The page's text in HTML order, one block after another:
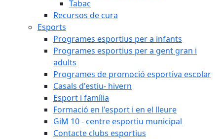
Tabac
Recursos de cura
Esports
Programes esportius per a infants
Programes esportius per a gent gran i
adults
Programes de promoció esportiva escolar
Casals d'estiu- hivern
Esport i família
Formació en l'esport i en el lleure
GiM 10 - centre esportiu municipal
Contacte clubs esportius